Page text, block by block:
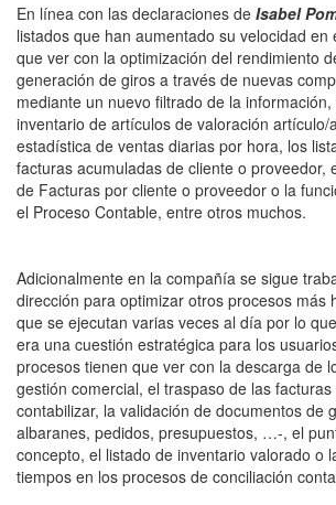
En línea con las declaraciones de Isabel
listados que han aumentado su velocidad en
que ver con la optimización del rendimiento
generación de giros a través de nuevas
mediante un nuevo filtrado de la
inventario de artículos de valoración artículo/
estadística de ventas diarias por hora, los
facturas acumuladas de cliente o proveedor,
de Facturas por cliente o proveedor o la
el Proceso Contable, entre otros muchos.
Adicionalmente en la compañía se sigue
dirección para optimizar otros procesos más
que se ejecutan varias veces al día por lo
era una cuestión estratégica para los
procesos tienen que ver con la descarga de
gestión comercial, el traspaso de las
contabilizar, la validación de documentos de
albaranes, pedidos, presupuestos, …-, el
concepto, el listado de inventario valorado o
tiempos en los procesos de conciliación